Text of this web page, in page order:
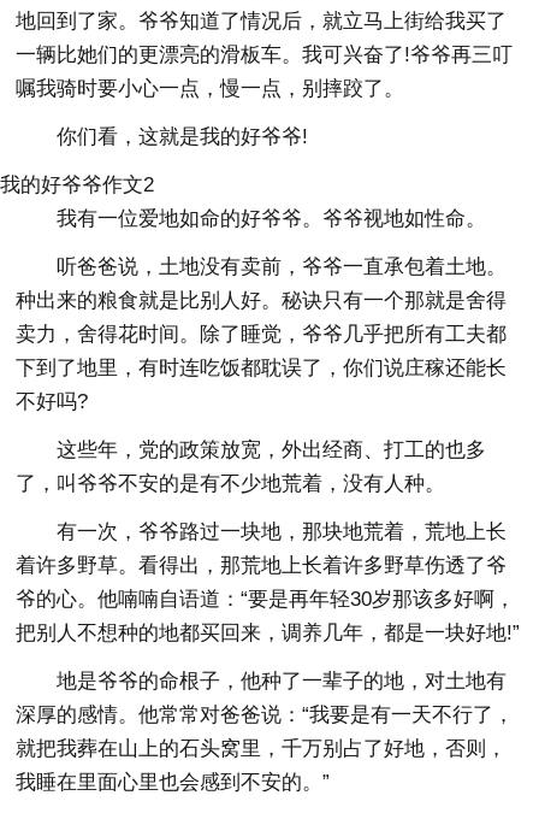
地回到了家。爷爷知道了情况后，就立马上街给我买了
一辆比她们的更漂亮的滑板车。我可兴奋了!爷爷再三叮
嘱我骑时要小心一点，慢一点，别摔跤了。
你们看，这就是我的好爷爷!
我的好爷爷作文2
我有一位爱地如命的好爷爷。爷爷视地如性命。
听爸爸说，土地没有卖前，爷爷一直承包着土地。
种出来的粮食就是比别人好。秘诀只有一个那就是舍得
卖力，舍得花时间。除了睡觉，爷爷几乎把所有工夫都
下到了地里，有时连吃饭都耽误了，你们说庄稼还能长
不好吗?
这些年，党的政策放宽，外出经商、打工的也多
了，叫爷爷不安的是有不少地荒着，没有人种。
有一次，爷爷路过一块地，那块地荒着，荒地上长
着许多野草。看得出，那荒地上长着许多野草伤透了爷
爷的心。他喃喃自语道：“要是再年轻30岁那该多好啊，
把别人不想种的地都买回来，调养几年，都是一块好地!”
地是爷爷的命根子，他种了一辈子的地，对土地有
深厚的感情。他常常对爸爸说：“我要是有一天不行了，
就把我葬在山上的石头窝里，千万别占了好地，否则，
我睡在里面心里也会感到不安的。”